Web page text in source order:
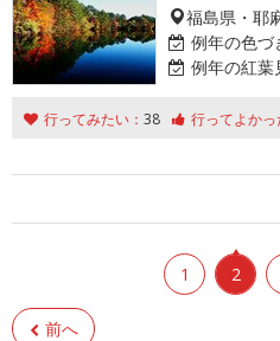
福島県・耶
例年の色づ
例年の紅葉
行ってみたい： 38 行ってよかっ
前へ
1 2